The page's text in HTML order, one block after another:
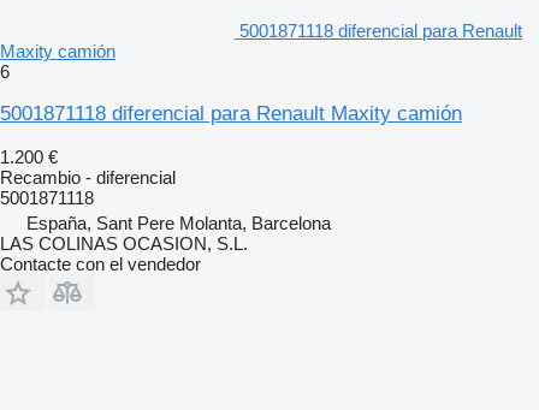
5001871118 diferencial para Renault
Maxity camión
6
5001871118 diferencial para Renault Maxity camión
1.200 €
Recambio - diferencial
5001871118
España, Sant Pere Molanta, Barcelona
LAS COLINAS OCASION, S.L.
Contacte con el vendedor